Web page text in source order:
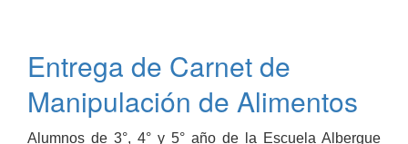
abordar
normativas
y
habilitaciones
Entrega de Carnet de
Manipulación de Alimentos
Alumnos de 3°, 4° y 5° año de la Escuela Albergue